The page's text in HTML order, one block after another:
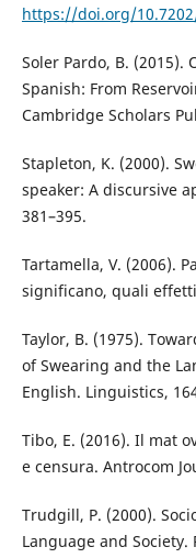
https://doi.org/
Soler Pardo, B.
Spanish: From
Cambridge Scholars
Stapleton, K. (2000).
speaker: A discursive
381–395.
Tartamella, V. (2006).
significano, quali
Taylor, B. (1975).
of Swearing and the
English. Linguistics,
Tibo, E. (2016). Il mat
e censura. Antrocom
Trudgill, P. (2000).
Language and Society.